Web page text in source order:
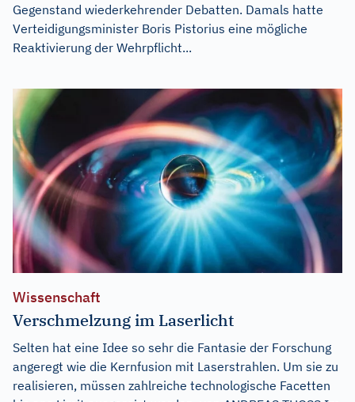
Gegenstand wiederkehrender Debatten. Damals hatte
Verteidigungsminister Boris Pistorius eine mögliche
Reaktivierung der Wehrpflicht...
Wissenschaft
Verschmelzung im Laserlicht
Selten hat eine Idee so sehr die Fantasie der Forschung
angeregt wie die Kernfusion mit Laserstrahlen. Um sie zu
realisieren, müssen zahlreiche technologische Facetten